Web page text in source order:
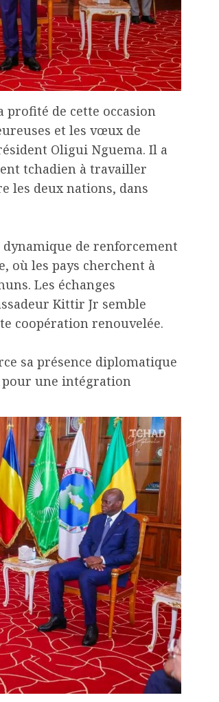
profité de cette occasion
et les vœux de
Oligui Nguema. Il a
tchadien à travailler
les deux nations, dans
dynamique de renforcement
où les pays cherchent à
Les échanges
Kittir Jr semble
coopération renouvelée.
sa présence diplomatique
une intégration